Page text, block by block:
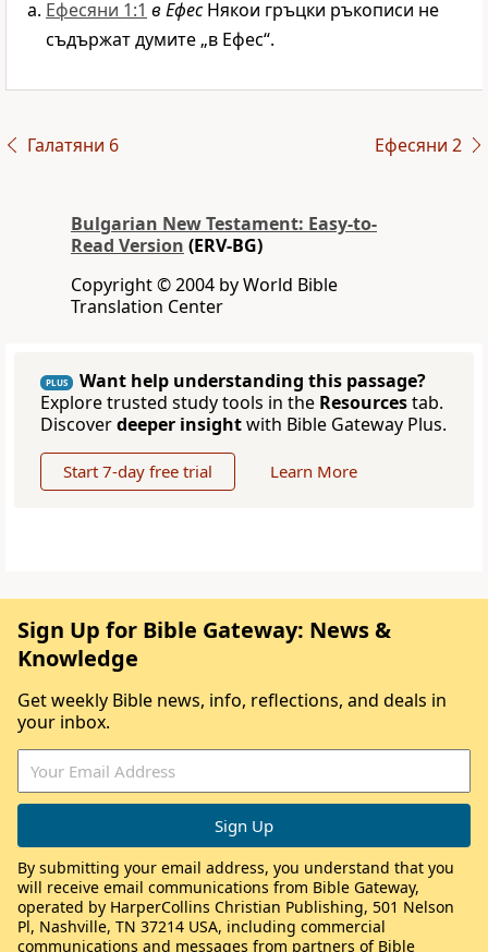
Ефесяни 1:1 в ЕфесНякои гръцки ръкописи не
съдържат думите „в Ефес“.
Галатяни 6 Ефесяни 2
Bulgarian New Testament: Easy-to-
Read Version (ERV-BG)
Copyright © 2004 by World Bible
Translation Center
PLUS
Want help understanding this passage?
Explore trusted study tools in the Resourcestab.
Discoverdeeper insightwith Bible Gateway Plus.
Start 7-day free trial Learn More
Sign Up for Bible Gateway: News &
Knowledge
Get weekly Bible news, info, reflections, and deals in
your inbox.
By submitting your email address, you understand that you
will receive email communications from Bible Gateway,
operated by HarperCollins Christian Publishing, 501 Nelson
Pl, Nashville, TN 37214 USA, including commercial
communications and messages from partners of Bible